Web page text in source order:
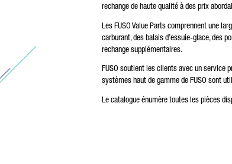
rechange de haute qualité à des prix
Les FUSO Value Parts comprennent une
carburant, des balais d’essuie-glace, des
rechange supplémentaires.
FUSO soutient les clients avec un service
systèmes haut de gamme de FUSO sont
Le catalogue énumère toutes les pièces